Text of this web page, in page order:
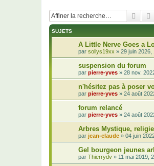
SUJETS
A Little Nerve Goes a
par sollys19xx » 29 juin 2026,
suspension du forum
par pierre-yves » 28 nov.
n'hésitez pas à poser
par pierre-yves » 24 août
forum relancé
par pierre-yves » 24 août
Arbres Mystique,
par jean-claude » 04 juin
Gel bourgeon jeunes
par Thierrydv » 11 mai 2019,